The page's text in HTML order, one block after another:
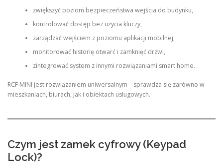
zwiększyć poziom bezpieczeństwa wejścia do budynku,
kontrolować dostęp bez użycia kluczy,
zarządzać wejściem z poziomu aplikacji mobilnej,
monitorować historię otwarć i zamknięć drzwi,
zintegrować system z innymi rozwiązaniami smart home.
RCF MINI jest rozwiązaniem uniwersalnym – sprawdza się zarówno w
mieszkaniach, biurach, jak i obiektach usługowych.
Czym jest zamek cyfrowy (Keypad
Lock)?